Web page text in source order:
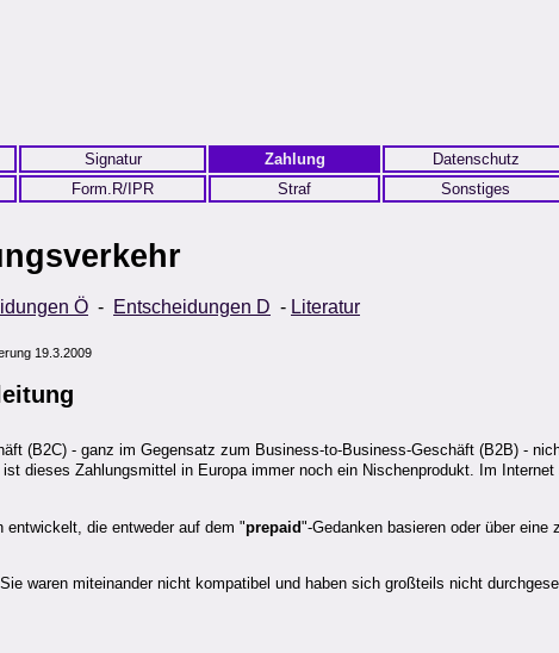
Signatur Zahlung Datenschutz
Form.R/IPR Straf Sonstiges
Ö - Entscheidungen D - Literatur
19.3.2009
(B2C) - ganz im Gegensatz zum Business-to-Business-Geschäft (B2B) -
dieses Zahlungsmittel in Europa immer noch ein Nischenprodukt. Im
entwickelt, die entweder auf dem "prepaid"-Gedanken basieren oder über eine
waren miteinander nicht kompatibel und haben sich großteils nicht